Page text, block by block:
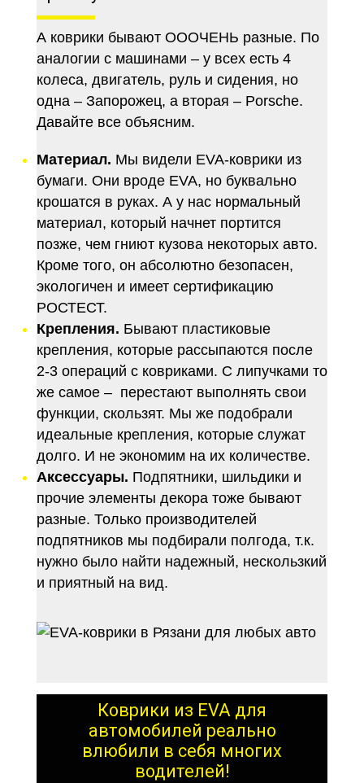
А коврики бывают ОООЧЕНЬ разные. По
аналогии с машинами – у всех есть 4
колеса, двигатель, руль и сидения, но
одна – Запорожец, а вторая – Porsche.
Давайте все объясним.
Материал. Мы видели EVA-коврики из
бумаги. Они вроде EVA, но буквально
крошатся в руках. А у нас нормальный
материал, который начнет портится
позже, чем гниют кузова некоторых авто.
Кроме того, он абсолютно безопасен,
экологичен и имеет сертификацию
РОСТЕСТ.
Крепления. Бывают пластиковые
крепления, которые рассыпаются после
2-3 операций с ковриками. С липучками то
же самое – перестают выполнять свои
функции, скользят. Мы же подобрали
идеальные крепления, которые служат
долго. И не экономим на их количестве.
Аксессуары. Подпятники, шильдики и
прочие элементы декора тоже бывают
разные. Только производителей
подпятников мы подбирали полгода, т.к.
нужно было найти надежный, нескользкий
и приятный на вид.
Коврики из EVA для
автомобилей реально
влюбили в себя многих
водителей!